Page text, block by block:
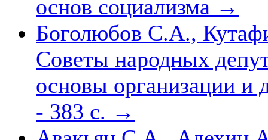
основ социализма →
Боголюбов С.А.,
Советы народных
основы организации и
- 383 с. →